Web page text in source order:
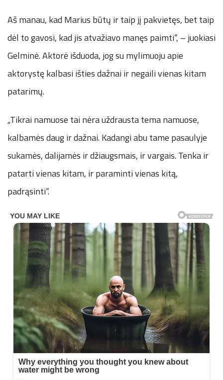
Aš manau, kad Marius būtų ir taip jį pakvietęs, bet taip
dėl to gavosi, kad jis atvažiavo manęs paimti“, – juokiasi
Gelminė. Aktorė išduoda, jog su mylimuoju apie
aktorystę kalbasi išties dažnai ir negaili vienas kitam
patarimų.
„Tikrai namuose tai nėra uždrausta tema namuose,
kalbamės daug ir dažnai. Kadangi abu tame pasaulyje
sukamės, dalijamės ir džiaugsmais, ir vargais. Tenka ir
patarti vienas kitam, ir paraminti vienas kitą,
padrąsinti“.